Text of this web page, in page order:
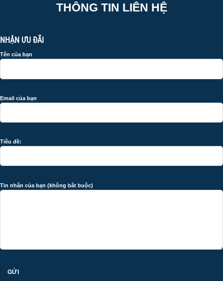
THÔNG TIN LIÊN HỆ
NHẬN ƯU ĐÃI
Tên của bạn
Email của bạn
Tiêu đề:
Tin nhắn của bạn (không bắt buộc)